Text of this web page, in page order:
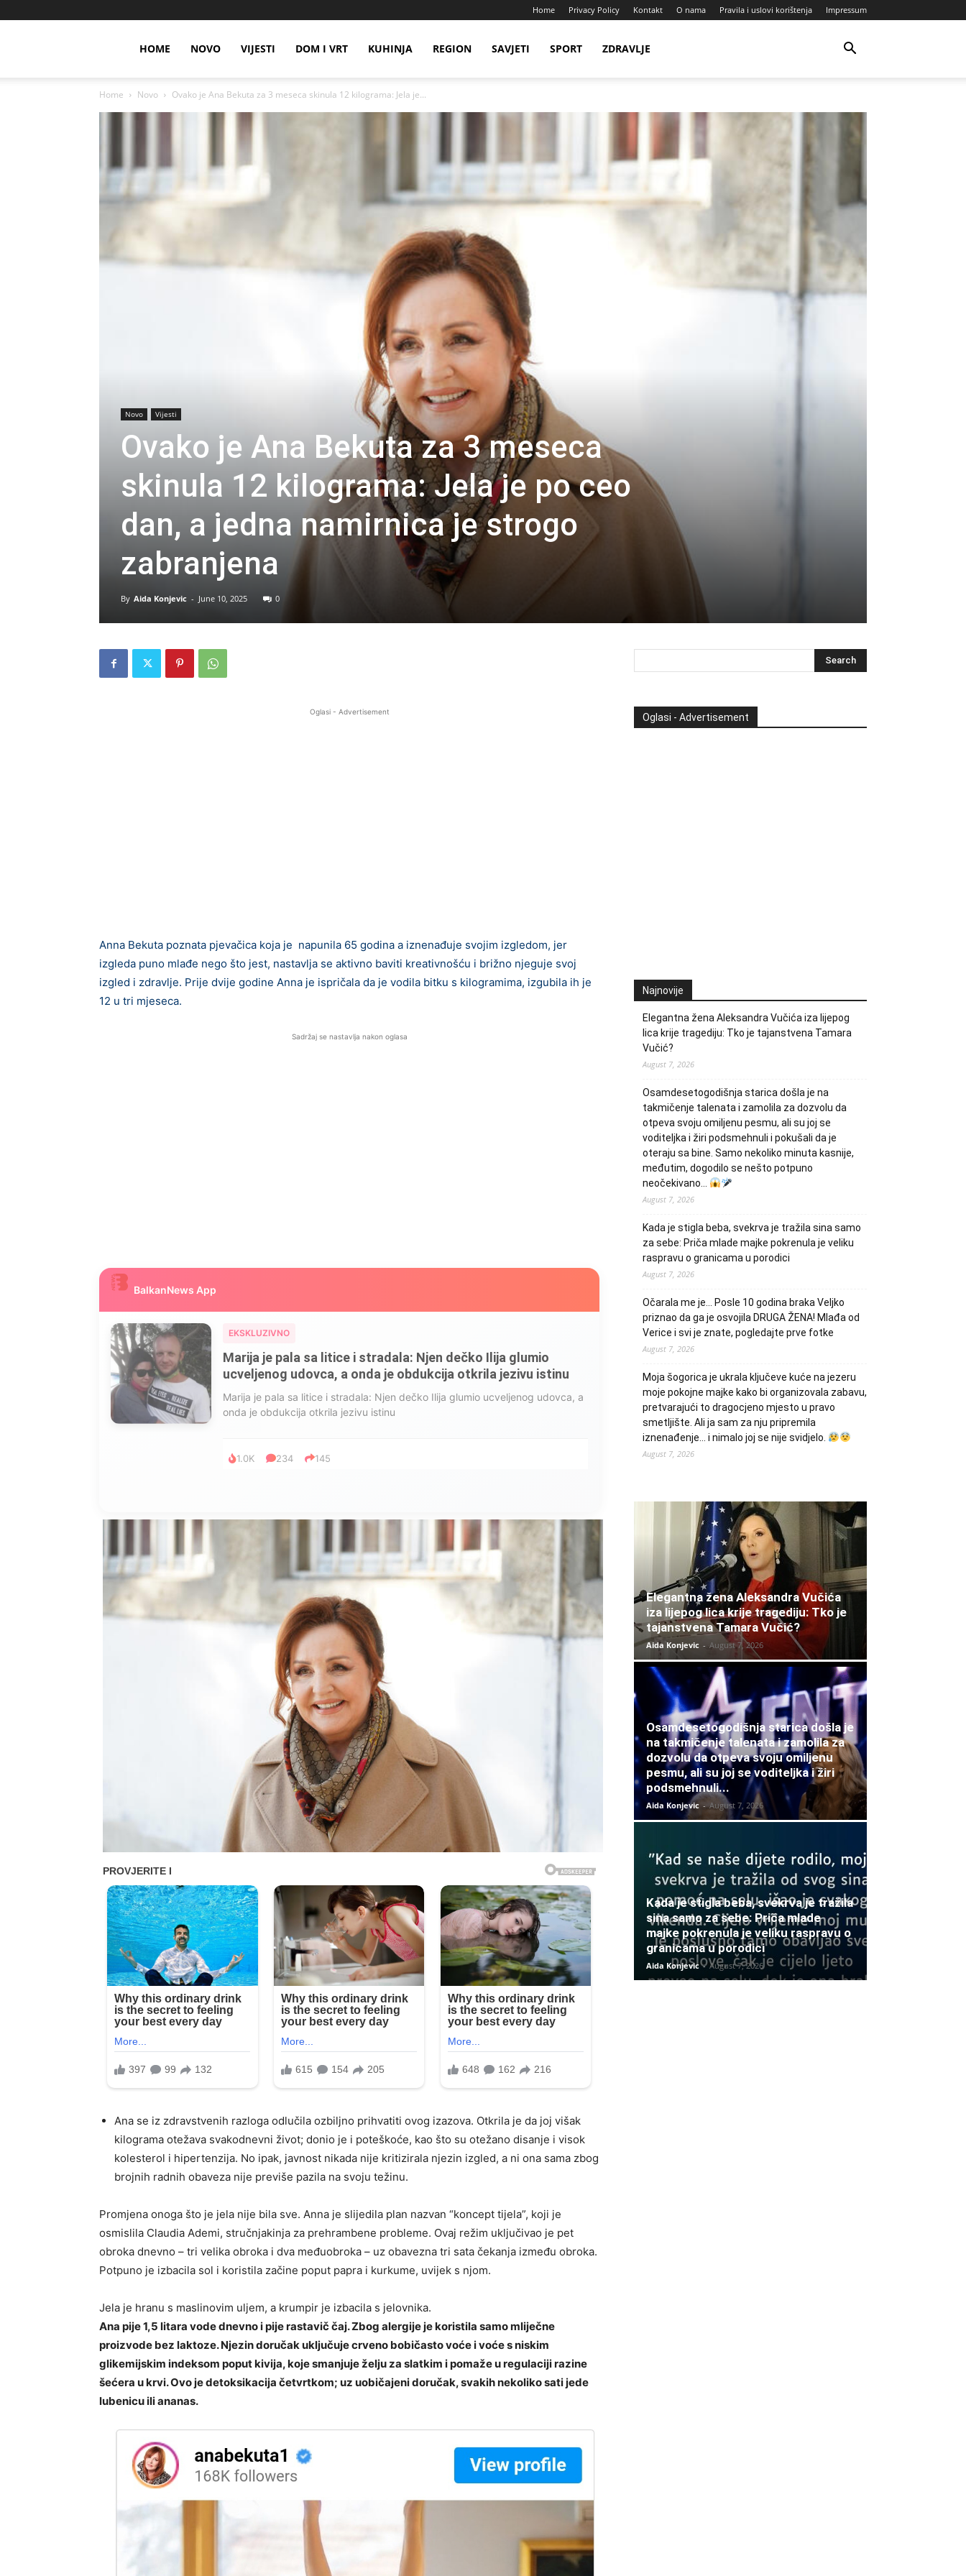
Home Privacy Policy Kontakt O nama Pravila i uslovi korištenja Impressum
HOME NOVO VIJESTI DOM I VRT KUHINJA REGION SAVJETI SPORT ZDRAVLJE
Home Novo Ovako je Ana Bekuta za 3 meseca skinula 12 kilograma: Jela je...
Novo Vijesti
Ovako je Ana Bekuta za 3 meseca
skinula 12 kilograma: Jela je po ceo
dan, a jedna namirnica je strogo
zabranjena
By Aida Konjevic - June 10, 2025 0
Oglasi - Advertisement
Anna Bekuta poznata pjevačica koja je napunila 65 godina a iznenađuje svojim izgledom, jer
izgleda puno mlađe nego što jest, nastavlja se aktivno baviti kreativnošću i brižno njeguje svoj
izgled i zdravlje. Prije dvije godine Anna je ispričala da je vodila bitku s kilogramima, izgubila ih je
12 u tri mjeseca.
Sadržaj se nastavlja nakon oglasa
BalkanNews App
EKSKLUZIVNO
Marija je pala sa litice i stradala: Njen dečko Ilija glumio
ucveljenog udovca, a onda je obdukcija otkrila jezivu istinu
Marija je pala sa litice i stradala: Njen dečko Ilija glumio ucveljenog udovca, a
onda je obdukcija otkrila jezivu istinu
1.0K 234 145
Ana se iz zdravstvenih razloga odlučila ozbiljno prihvatiti ovog izazova. Otkrila je da joj višak
kilograma otežava svakodnevni život; donio je i poteškoće, kao što su otežano disanje i visok
kolesterol i hipertenzija. No ipak, javnost nikada nije kritizirala njezin izgled, a ni ona sama zbog
brojnih radnih obaveza nije previše pazila na svoju težinu.
Promjena onoga što je jela nije bila sve. Anna je slijedila plan nazvan “koncept tijela”, koji je
osmislila Claudia Ademi, stručnjakinja za prehrambene probleme. Ovaj režim uključivao je pet
obroka dnevno – tri velika obroka i dva međuobroka – uz obavezna tri sata čekanja između obroka.
Potpuno je izbacila sol i koristila začine poput papra i kurkume, uvijek s njom.
Jela je hranu s maslinovim uljem, a krumpir je izbacila s jelovnika.
Ana pije 1,5 litara vode dnevno i pije rastavič čaj. Zbog alergije je koristila samo mliječne
proizvode bez laktoze. Njezin doručak uključuje crveno bobičasto voće i voće s niskim
glikemijskim indeksom poput kivija, koje smanjuje želju za slatkim i pomaže u regulaciji razine
šećera u krvi. Ovo je detoksikacija četvrtkom; uz uobičajeni doručak, svakih nekoliko sati jede
lubenicu ili ananas.
Oglasi - Advertisement
Najnovije
Elegantna žena Aleksandra Vučića iza lijepog
lica krije tragediju: Tko je tajanstvena Tamara
Vučić?
August 7, 2026
Osamdesetogodišnja starica došla je na
takmičenje talenata i zamolila za dozvolu da
otpeva svoju omiljenu pesmu, ali su joj se
voditeljka i žiri podsmehnuli i pokušali da je
oteraju sa bine. Samo nekoliko minuta kasnije,
međutim, dogodilo se nešto potpuno
neočekivano…
August 7, 2026
Kada je stigla beba, svekrva je tražila sina samo
za sebe: Priča mlade majke pokrenula je veliku
raspravu o granicama u porodici
August 7, 2026
Očarala me je… Posle 10 godina braka Veljko
priznao da ga je osvojila DRUGA ŽENA! Mlađa od
Verice i svi je znate, pogledajte prve fotke
August 7, 2026
Moja šogorica je ukrala ključeve kuće na jezeru
moje pokojne majke kako bi organizovala zabavu,
pretvarajući to dragocjeno mjesto u pravo
smetljište. Ali ja sam za nju pripremila
iznenađenje… i nimalo joj se nije svidjelo.
August 7, 2026
Elegantna žena Aleksandra Vučića
iza lijepog lica krije tragediju: Tko je
tajanstvena Tamara Vučić?
Aida Konjevic - August 7, 2026
Osamdesetogodišnja starica došla je
na takmičenje talenata i zamolila za
dozvolu da otpeva svoju omiljenu
pesmu, ali su joj se voditeljka i žiri
podsmehnuli...
Aida Konjevic - August 7, 2026
Kada je stigla beba, svekrva je tražila
sina samo za sebe: Priča mlade
majke pokrenula je veliku raspravu o
granicama u porodici
Aida Konjevic - August 7, 2026